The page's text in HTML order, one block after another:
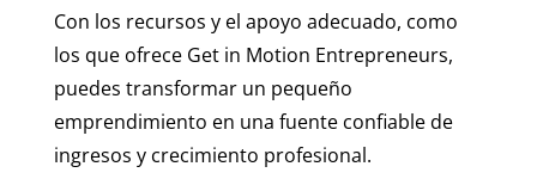
Con los recursos y el apoyo adecuado, como
los que ofrece Get in Motion Entrepreneurs,
puedes transformar un pequeño
emprendimiento en una fuente confiable de
ingresos y crecimiento profesional.